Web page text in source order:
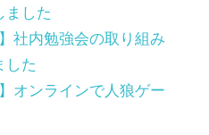
した
社内勉強会の取り組み
した
オンラインで人狼ゲー